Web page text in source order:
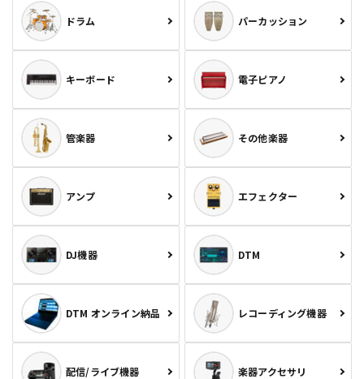
ドラム パーカッション
キーボード 電子ピアノ
管楽器 その他楽器
アンプ エフェクター
DJ機器 DTM
DTM オンライン納品 レコーディング機器
配信/ライブ機器 楽器アクセサリ